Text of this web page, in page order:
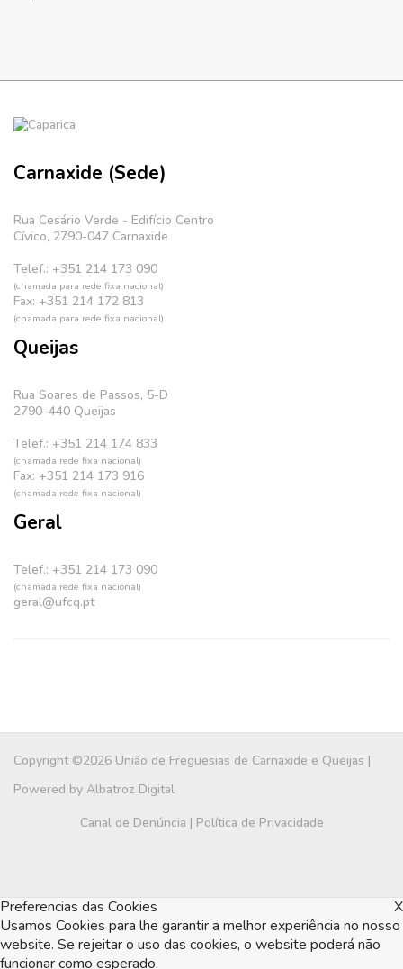
Carnaxide (Sede)
Rua Cesário Verde - Edifício Centro
Cívico, 2790-047 Carnaxide
Telef.: +351 214 173 090
(chamada para rede fixa nacional)
Fax: +351 214 172 813
(chamada para rede fixa nacional)
Queijas
Rua Soares de Passos, 5-D
2790–440 Queijas
Telef.: +351 214 174 833
(chamada rede fixa nacional)
Fax: +351 214 173 916
(chamada rede fixa nacional)
Geral
Telef.: +351 214 173 090
(chamada rede fixa nacional)
geral@ufcq.pt
Copyright ©2026 União de Freguesias de Carnaxide e Queijas |
Powered by Albatroz Digital
Canal de Denúncia | Política de Privacidade
X
Preferencias das Cookies
Usamos Cookies para lhe garantir a melhor experiência no nosso
website. Se rejeitar o uso das cookies, o website poderá não
funcionar como esperado.